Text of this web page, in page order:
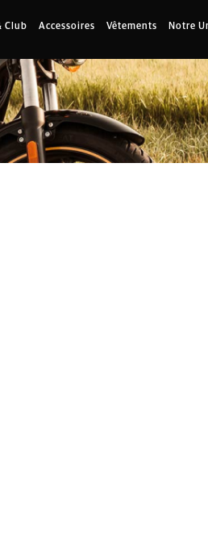
Club Accessoires Vêtements Notre